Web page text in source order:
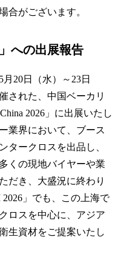
合がございます。
への出展報告
20日（水）～23日
された、中国ベーカリ
2026」に出展いたし
業界において、ブース
タークロスを出品し、
くの現地バイヤーや業
だき、大盛況に終わり
」でも、この上海で
ロスを中心に、アジア
生資材をご提案いたし